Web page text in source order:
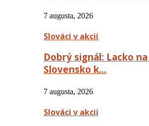
7 augusta, 2026
Slováci v akcii
Dobrý signál: Lacko
Slovensko k…
7 augusta, 2026
Slováci v akcii